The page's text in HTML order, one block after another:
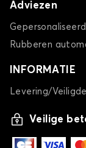
Adviezen
Rubberen
INFORMATIE
Levering/
Veilige